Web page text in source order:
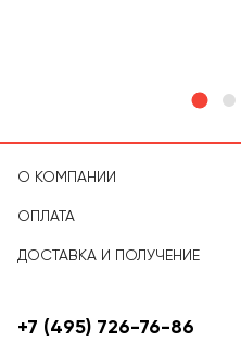
О КОМПАНИИ
ОПЛАТА
ДОСТАВКА И ПОЛУЧЕНИЕ
+7 (495) 726-76-86